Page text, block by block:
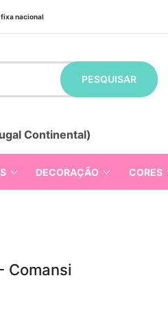
fixa nacional
PESQUISAR
Continental)
DECORAÇÃO CORES
Comansi